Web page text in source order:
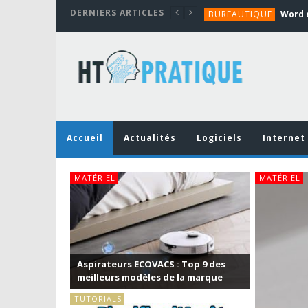
DERNIERS ARTICLES BUREAUTIQUE
TUTORIALS
MATÉRIEL
BUREAUTIQUE
Accueil Actualités Logiciels Internet
MATÉRIEL